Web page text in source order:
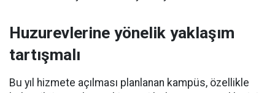
Huzurevlerine yönelik yaklaşım
tartışmalı
Bu yıl hizmete açılması planlanan kampüs, özellikle